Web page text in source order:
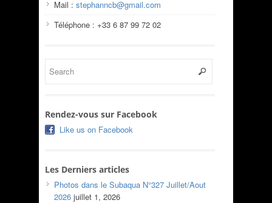
Mail : stephanncb@gmail.com
Téléphone : +33 6 87 99 72 02
Rendez-vous sur Facebook
Like us on Facebook
Les Derniers articles
Photos dans le Subaqua N°327 Juillet/Aout
2026 juillet 1, 2026